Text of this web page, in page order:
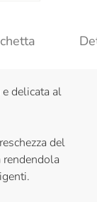
delicata al
del